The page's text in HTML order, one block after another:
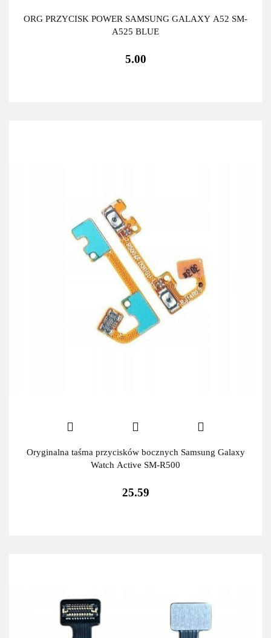
ORG PRZYCISK POWER SAMSUNG GALAXY A52 SM-
A525 BLUE
5.00
Oryginalna taśma przycisków bocznych Samsung Galaxy
Watch Active SM-R500
25.59